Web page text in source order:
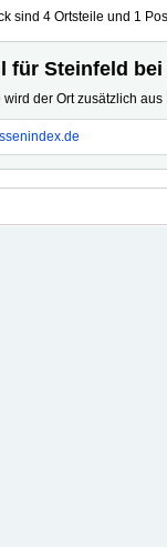
sind 4 Ortsteile und 1
für Steinfeld
der Ort zusätzlich